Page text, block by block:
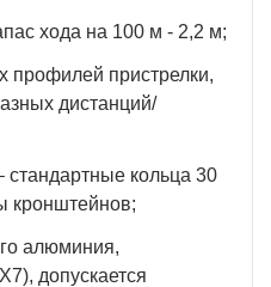
хода на 100 м - 2,2 м;
профилей пристрелки,
дистанций/
стандартные кольца 30
кронштейнов;
алюминия,
допускается